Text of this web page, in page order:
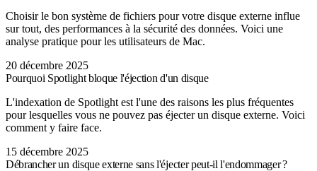
Choisir le bon système de fichiers pour votre disque externe influe
sur tout, des performances à la sécurité des données. Voici une
analyse pratique pour les utilisateurs de Mac.
20 décembre 2025
Pourquoi Spotlight bloque l'éjection d'un disque
L'indexation de Spotlight est l'une des raisons les plus fréquentes
pour lesquelles vous ne pouvez pas éjecter un disque externe. Voici
comment y faire face.
15 décembre 2025
Débrancher un disque externe sans l'éjecter peut-il l'endommager ?